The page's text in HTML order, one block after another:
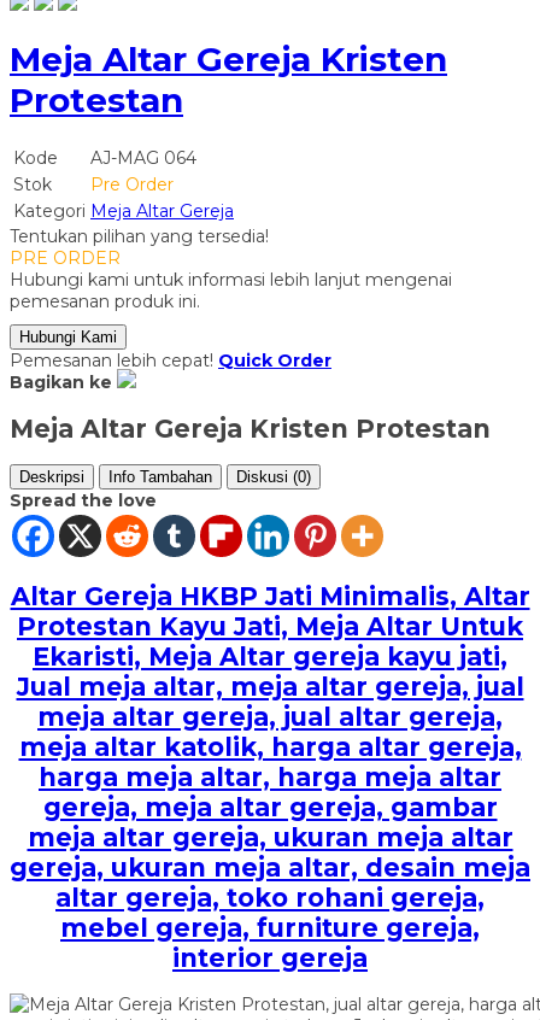
Meja Altar Gereja Kristen
Protestan
Kode
AJ-MAG 064
Stok
Pre Order
Kategori Meja Altar Gereja
Tentukan pilihan yang tersedia!
PRE ORDER
Hubungi kami untuk informasi lebih lanjut mengenai
pemesanan produk ini.
Hubungi Kami
Pemesanan lebih cepat! Quick Order
Bagikan ke
Meja Altar Gereja Kristen Protestan
Deskripsi Info Tambahan Diskusi (0)
Spread the love
Altar Gereja HKBP Jati Minimalis, Altar
Protestan Kayu Jati, Meja Altar Untuk
Ekaristi, Meja Altar gereja kayu jati,
Jual meja altar, meja altar gereja, jual
meja altar gereja, jual altar gereja,
meja altar katolik, harga altar gereja,
harga meja altar, harga meja altar
gereja, meja altar gereja, gambar
meja altar gereja, ukuran meja altar
gereja, ukuran meja altar, desain meja
altar gereja, toko rohani gereja,
mebel gereja, furniture gereja,
interior gereja